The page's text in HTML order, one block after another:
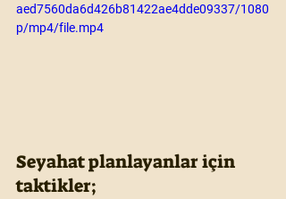
aed7560da6d426b81422ae4dde09337/1080
p/mp4/file.mp4
Seyahat planlayanlar için
taktikler;